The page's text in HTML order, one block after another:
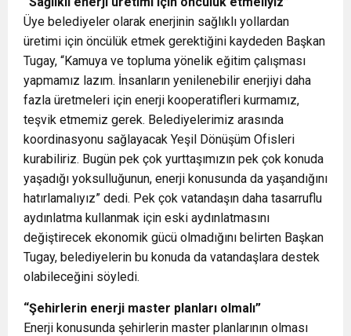
Üye belediyeler olarak enerjinin sağlıklı yollardan
üretimi için öncülük etmek gerektiğini kaydeden Başkan
Tugay, “Kamuya ve topluma yönelik eğitim çalışması
yapmamız lazım. İnsanların yenilenebilir enerjiyi daha
fazla üretmeleri için enerji kooperatifleri kurmamız,
teşvik etmemiz gerek. Belediyelerimiz arasında
koordinasyonu sağlayacak Yeşil Dönüşüm Ofisleri
kurabiliriz. Bugün pek çok yurttaşımızın pek çok konuda
yaşadığı yoksulluğunun, enerji konusunda da yaşandığını
hatırlamalıyız” dedi. Pek çok vatandaşın daha tasarruflu
aydınlatma kullanmak için eski aydınlatmasını
değiştirecek ekonomik gücü olmadığını belirten Başkan
Tugay, belediyelerin bu konuda da vatandaşlara destek
olabileceğini söyledi.
“Şehirlerin enerji master planları olmalı”
Enerji konusunda şehirlerin master planlarının olması